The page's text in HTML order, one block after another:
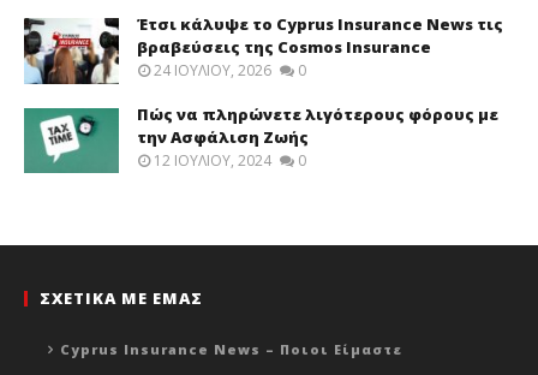
Έτσι κάλυψε το Cyprus Insurance News τις
βραβεύσεις της Cosmos Insurance
24 ΙΟΥΛΊΟΥ, 2026 0
Πώς να πληρώνετε λιγότερους φόρους με
την Ασφάλιση Ζωής
12 ΙΟΥΛΊΟΥ, 2024 0
ΣΧΕΤΙΚΑ ΜΕ ΕΜΑΣ
Cyprus Insurance News – Ποιοι Είμαστε